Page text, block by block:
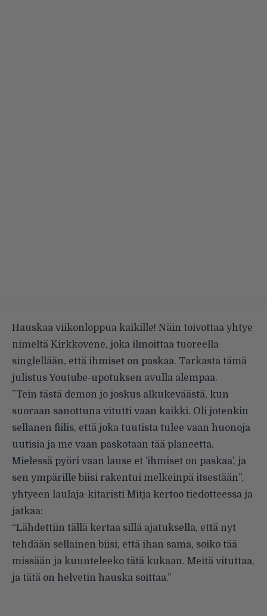
Hauskaa viikonloppua kaikille! Näin toivottaa yhtye
nimeltä Kirkkovene, joka ilmoittaa tuoreella
singlellään, että ihmiset on paskaa. Tarkasta tämä
julistus Youtube-upotuksen avulla alempaa.
”Tein tästä demon jo joskus alkukeväästä, kun
suoraan sanottuna vitutti vaan kaikki. Oli jotenkin
sellanen fiilis, että joka tuutista tulee vaan huonoja
uutisia ja me vaan paskotaan tää planeetta.
Mielessä pyöri vaan lause et ’ihmiset on paskaa’, ja
sen ympärille biisi rakentui melkeinpä itsestään”,
yhtyeen laulaja-kitaristi Mitja kertoo tiedotteessa ja
jatkaa:
“Lähdettiin tällä kertaa sillä ajatuksella, että nyt
tehdään sellainen biisi, että ihan sama, soiko tää
missään ja kuunteleeko tätä kukaan. Meitä vituttaa,
ja tätä on helvetin hauska soittaa.”